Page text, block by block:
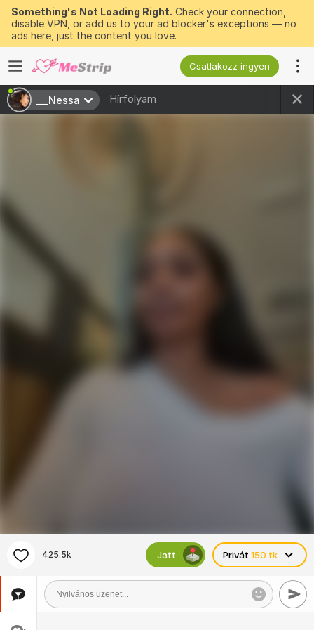
Something's Not Loading Right. Check your connection,
disable VPN, or add us to your ad blocker's exceptions — no
ads here, just the content you love.
Csatlakozz ingyen
___Nessa Hírfolyam
425.5k Privát 150 tk
Jatt